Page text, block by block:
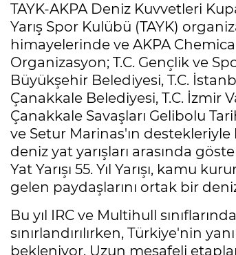
TAYK-AKPA Deniz Kuvvetleri
Yarış Spor Kulübü (TAYK)
himayelerinde ve AKPA
Organizasyon; T.C. Gençlik ve
Büyükşehir Belediyesi, T.C.
Çanakkale Belediyesi, T.C. İzmir
Çanakkale Savaşları Gelibolu
ve Setur Marinas'ın
deniz yat yarışları arasında
Yat Yarışı 55. Yıl Yarışı, kamu
gelen paydaşlarını ortak bir
Bu yıl IRC ve Multihull
sınırlandırılırken, Türkiye'nin
bekleniyor. Uzun mesafeli